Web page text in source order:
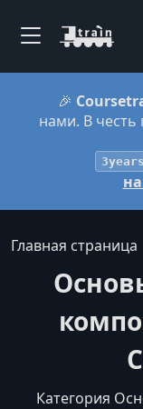
🎉
нами. В честь
Главная страница
Категория